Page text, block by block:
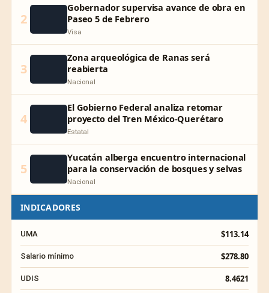
2
Gobernador supervisa avance de obra en
Paseo 5 de Febrero
Visa
3
Zona arqueológica de Ranas será
reabierta
Nacional
4
El Gobierno Federal analiza retomar
proyecto del Tren México-Querétaro
Estatal
5
Yucatán alberga encuentro internacional
para la conservación de bosques y selvas
Nacional
INDICADORES
UMA $113.14
Salario mínimo $278.80
UDIS 8.4621